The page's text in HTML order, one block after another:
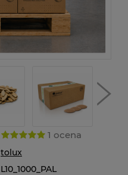
1 ocena
tolux
L10_1000_PAL